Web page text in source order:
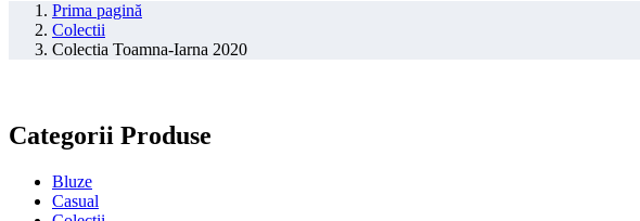
Prima pagină
Colectii
Colectia Toamna-Iarna 2020
Categorii Produse
Bluze
Casual